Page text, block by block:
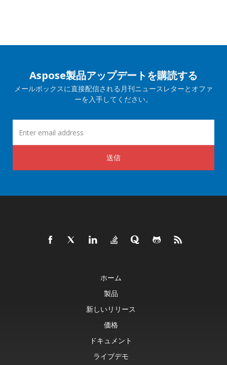
Aspose製品アップデートを購読する
メールボックスに直接配信される月刊ニュースレターとオファ
ーを入手してください。
送信
ホーム
製品
新しいリリース
価格
ドキュメント
ライブデモ